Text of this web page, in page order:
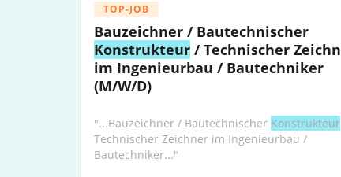
TOP-JOB
Konstrukteur / Technischer
im Ingenieurbau / Bautechniker
(M/W/D)
"...Bauzeichner / Bautechnischer Konstrukteur
Technischer Zeichner im Ingenieurbau /
Bautechniker..."